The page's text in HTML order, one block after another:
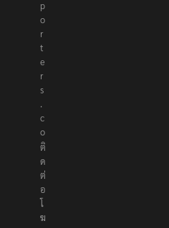
r
e
p
o
r
t
e
r
s
.
c
o
ติ
ด
ต่
อ